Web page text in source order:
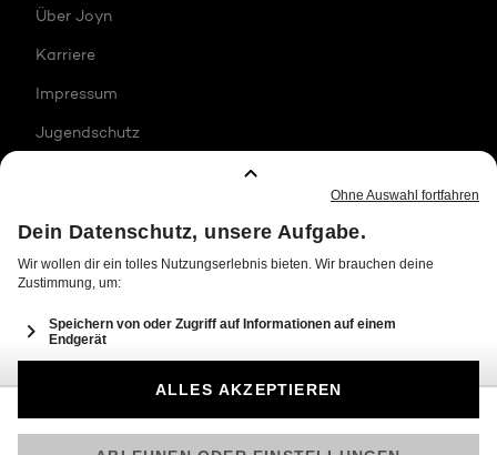
Über Joyn
Karriere
Impressum
Jugendschutz
Barrierefreiheit